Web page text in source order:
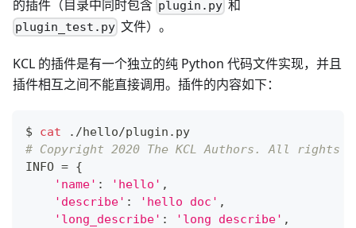
的插件（目录中同时包含 plugin.py 和
plugin_test.py 文件）。
KCL 的插件是有一个独立的纯 Python 代码文件实现，并且
插件相互之间不能直接调用。插件的内容如下：
$ cat ./hello/plugin.py
# Copyright 2020 The KCL Authors. All rights
INFO = {
'name' : 'hello' ,
'describe' : 'hello doc' ,
'long_describe' : 'long describe' ,